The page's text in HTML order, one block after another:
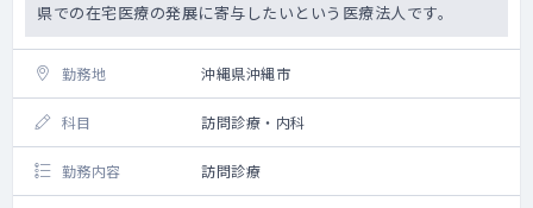
県での在宅医療の発展に寄与したいという医療法人です。
勤務地 沖縄県沖縄市
科目 訪問診療・内科
勤務内容 訪問診療